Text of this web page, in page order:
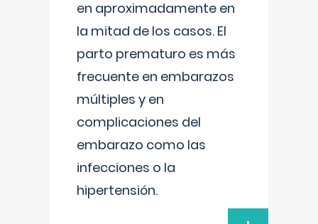
en aproximadamente en
la mitad de los casos. El
parto prematuro es más
frecuente en embarazos
múltiples y en
complicaciones del
embarazo como las
infecciones o la
hipertensión.